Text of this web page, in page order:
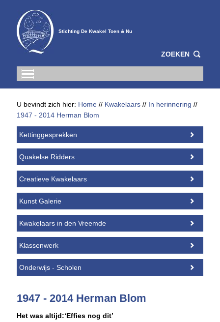
Stichting De Kwakel Toen & Nu
ZOEKEN
U bevindt zich hier: Home// Kwakelaars// In herinnering //
1947 - 2014 Herman Blom
Kettinggesprekken
Quakelse Ridders
Creatieve Kwakelaars
Kunst Galerie
Kwakelaars in den Vreemde
Klassenwerk
Onderwijs - Scholen
1947 - 2014 Herman Blom
Het was altijd:‘Effies nog dit’